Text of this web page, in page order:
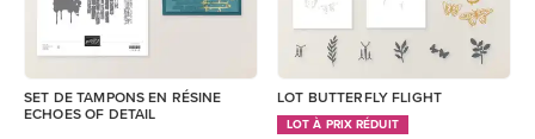
SET DE TAMPONS EN RÉSINE
ECHOES OF DETAIL
LOT BUTTERFLY FLIGHT
LOT À PRIX RÉDUIT